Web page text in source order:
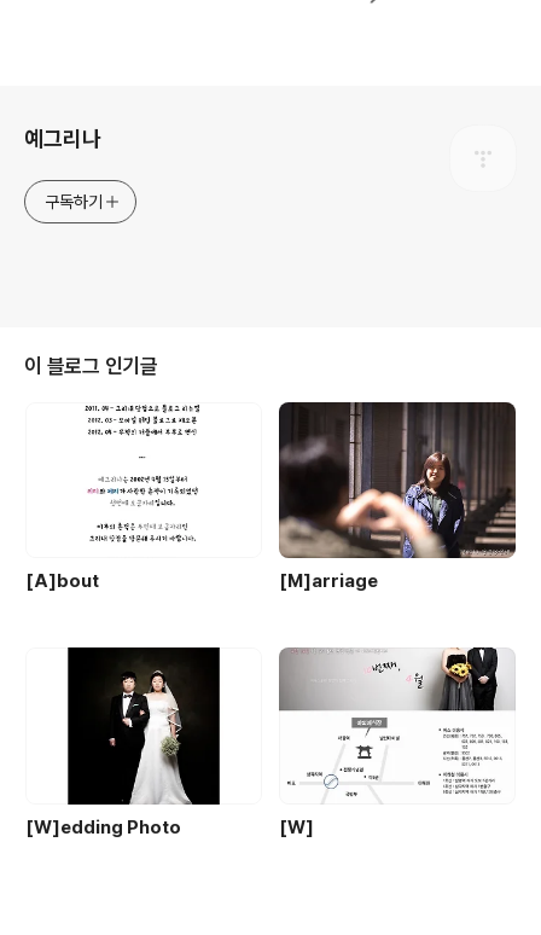
예그리나
구독하기
이 블로그 인기글
[A]bout [M]arriage
[W]edding Photo [W]